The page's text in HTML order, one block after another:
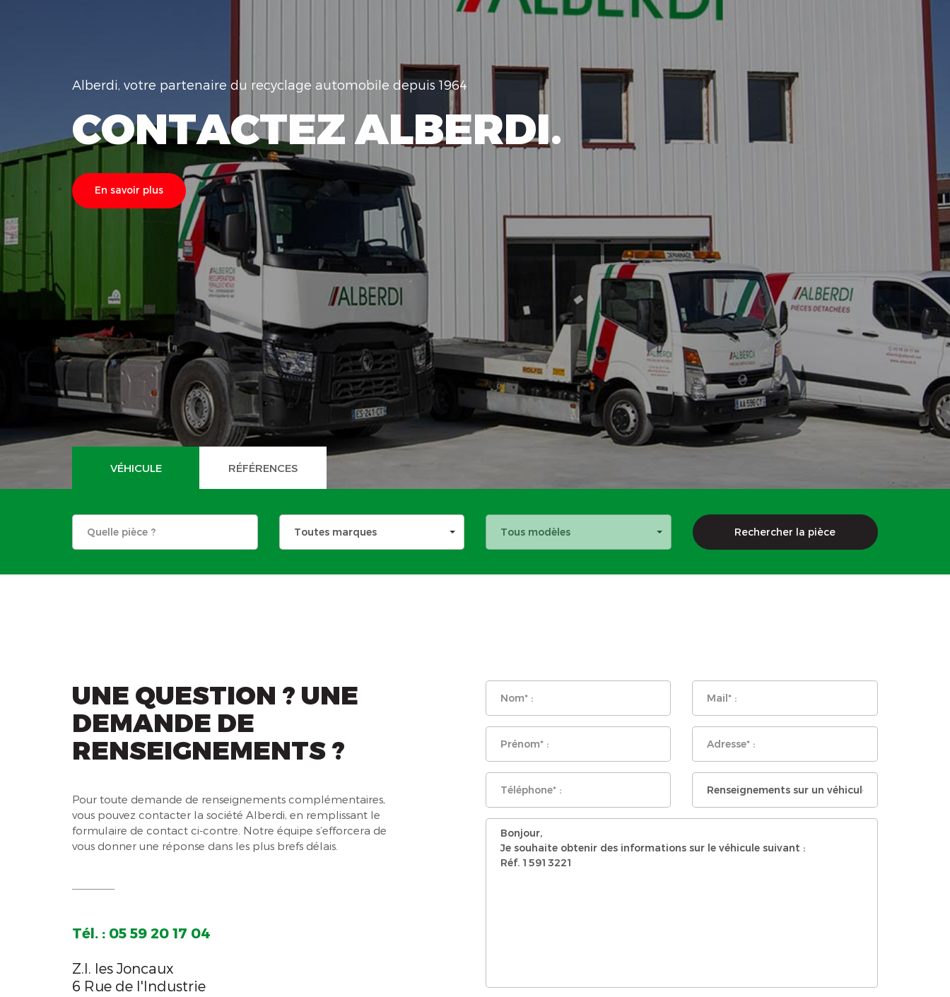
Alberdi, votre partenaire du recyclage automobile depuis 1964
CONTACTEZ ALBERDI.
En savoir plus
VÉHICULE RÉFÉRENCES
Toutes marques Tous modèles Rechercher la pièce
UNE QUESTION ? UNE
DEMANDE DE
RENSEIGNEMENTS ?
Pour toute demande de renseignements complémentaires,
vous pouvez contacter la société Alberdi, en remplissant le
formulaire de contact ci-contre. Notre équipe s’efforcera de
vous donner une réponse dans les plus brefs délais.
Tél. : 05 59 20 17 04
Z.I. les Joncaux
6 Rue de l'Industrie